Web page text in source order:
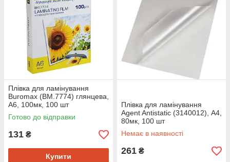
Плівка для ламінування
Buromax (BM.7774) глянцева,
А6, 100мк, 100 шт
Готово до відправки
131 ₴
Купити
Плівка для ламінування
Agent Antistatic (3140012), А4,
80мк, 100 шт
Немає в наявності
261 ₴